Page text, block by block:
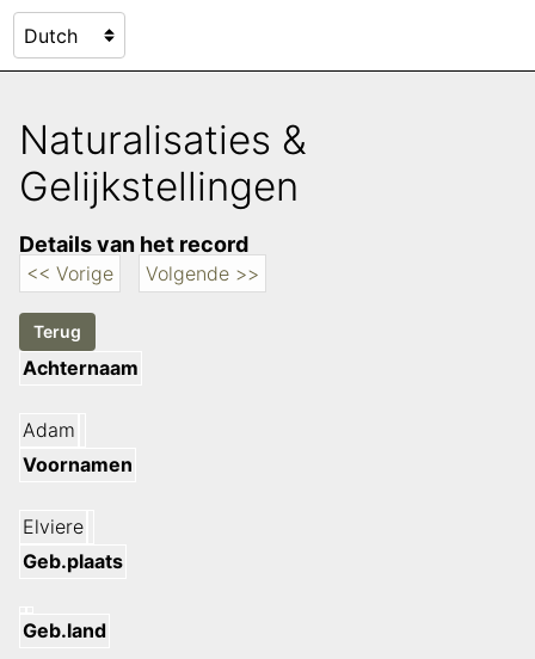
Naturalisaties &
Gelijkstellingen
Details van het record
<< Vorige Volgende >>
Achternaam
Adam
Voornamen
Elviere
Geb.plaats
Geb.land